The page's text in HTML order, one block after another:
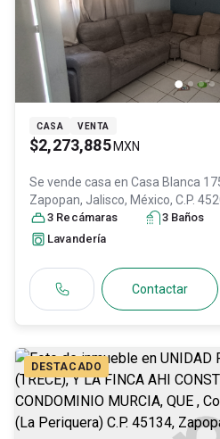
CASA VENTA
$2,273,885 MXN
Se vende casa en Casa Blanca
Zapopan, Jalisco, México, C.P.
3 Recámaras 3 Baños
Lavandería
Contactar
DESTACADO